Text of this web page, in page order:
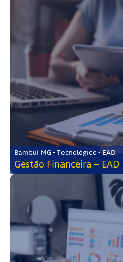
Bambuí-MG • Tecnológico • EAD
Gestão Financeira – EAD